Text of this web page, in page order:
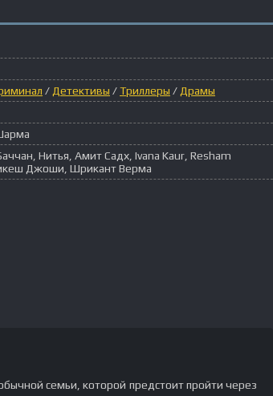
/ Детективы /Триллеры / Драмы
Нитья, Амит Садх, Ivana Kaur, Resham
Джоши, Шрикант Верма
семьи, которой предстоит пройти через